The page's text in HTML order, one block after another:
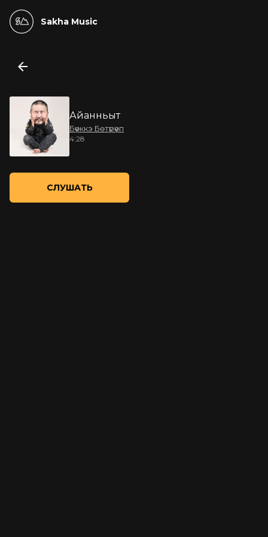
Sakha Music
Айанньыт
Бүөккэ Бөтүрүөп
4:28
СЛУШАТЬ